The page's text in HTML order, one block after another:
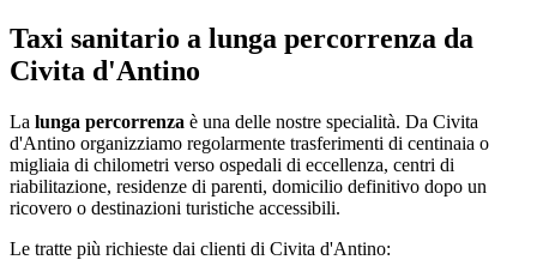
Taxi sanitario a lunga percorrenza da
Civita d'Antino
La lunga percorrenza è una delle nostre specialità. Da Civita
d'Antino organizziamo regolarmente trasferimenti di centinaia o
migliaia di chilometri verso ospedali di eccellenza, centri di
riabilitazione, residenze di parenti, domicilio definitivo dopo un
ricovero o destinazioni turistiche accessibili.
Le tratte più richieste dai clienti di Civita d'Antino: